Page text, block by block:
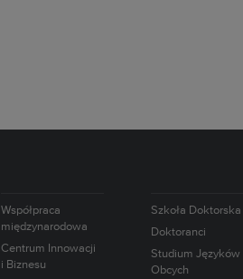
Współpraca
międzynarodowa
Centrum Innowacji
i Biznesu
Szkoła Doktorska
Doktoranci
Studium Języków
Obcych